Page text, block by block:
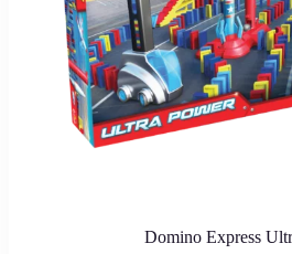
Domino Express